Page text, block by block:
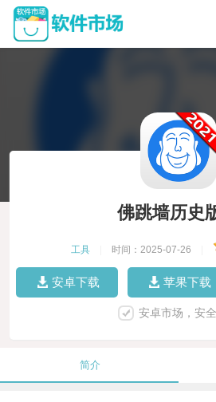
佛跳墙历史
工具 时间：2025-07-26
安卓下载 苹果下载
安卓市场，安
简介